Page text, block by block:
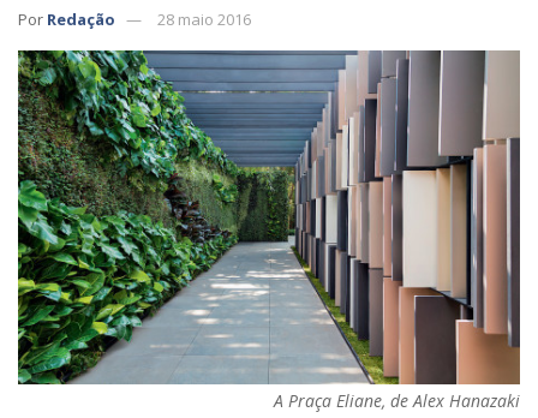
Por Redação 28 maio 2016
A Praça Eliane, de Alex Hanazaki